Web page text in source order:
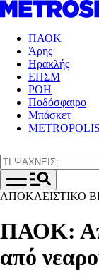
ΠΑΟΚ
Άρης
Ηρακλής
ΕΠΣΜ
ΡΟΗ
Ποδόσφαιρο
Μπάσκετ
ΑΠΟΚΛΕΙΣΤΙΚΟ
ΠΑΟΚ:
από